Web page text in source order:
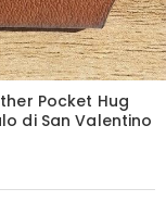
Pocket Hug
di San Valentino